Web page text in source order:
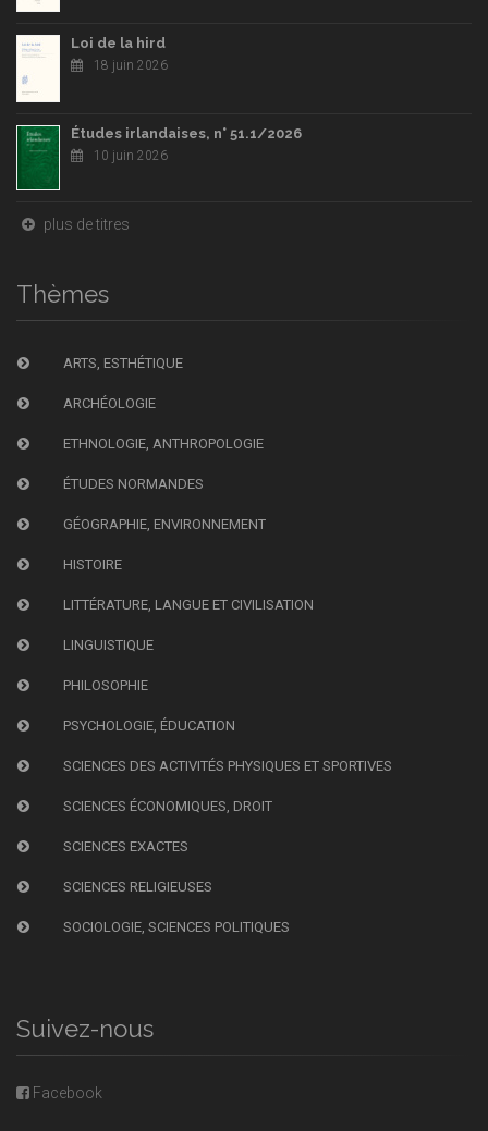
Loi de la hird
18 juin 2026
Études irlandaises, n° 51.1/2026
10 juin 2026
plus de titres
Thèmes
ARTS, ESTHÉTIQUE
ARCHÉOLOGIE
ETHNOLOGIE, ANTHROPOLOGIE
ÉTUDES NORMANDES
GÉOGRAPHIE, ENVIRONNEMENT
HISTOIRE
LITTÉRATURE, LANGUE ET CIVILISATION
LINGUISTIQUE
PHILOSOPHIE
PSYCHOLOGIE, ÉDUCATION
SCIENCES DES ACTIVITÉS PHYSIQUES ET SPORTIVES
SCIENCES ÉCONOMIQUES, DROIT
SCIENCES EXACTES
SCIENCES RELIGIEUSES
SOCIOLOGIE, SCIENCES POLITIQUES
Suivez-nous
Facebook